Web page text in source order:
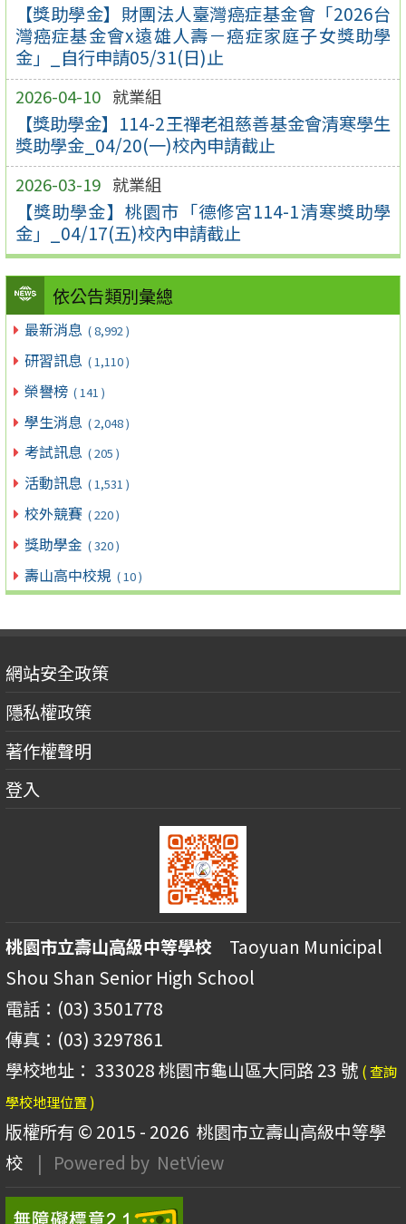
【獎助學金】財團法人臺灣癌症基金會「2026台
灣癌症基金會x遠雄人壽－癌症家庭子女獎助學
金」_自行申請05/31(日)止
2026-04-10 就業組
【獎助學金】114-2王禪老祖慈善基金會清寒學生
獎助學金_04/20(一)校內申請截止
2026-03-19 就業組
【獎助學金】桃園市「德修宮114-1清寒獎助學
金」_04/17(五)校內申請截止
依公告類別彙總
最新消息 ( 8,992 )
研習訊息 ( 1,110 )
榮譽榜 ( 141 )
學生消息 ( 2,048 )
考試訊息 ( 205 )
活動訊息 ( 1,531 )
校外競賽 ( 220 )
獎助學金 ( 320 )
壽山高中校規 ( 10 )
網站安全政策
隱私權政策
著作權聲明
登入
桃園市立壽山高級中等學校 Taoyuan Municipal
Shou Shan Senior High School
電話：(03) 3501778
傳真：(03) 3297861
學校地址： 333028 桃園市龜山區大同路 23 號 ( 查詢
學校地理位置 )
版權所有 © 2015 - 2026 桃園市立壽山高級中等學
校
| Powered by NetView